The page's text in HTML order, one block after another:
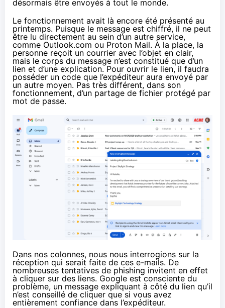
désormais être envoyés à tout le monde.
Le fonctionnement avait là encore été présenté au
printemps. Puisque le message est chiffré, il ne peut
être lu directement au sein d’un autre service,
comme Outlook.com ou Proton Mail. À la place, la
personne reçoit un courrier avec l’objet en clair,
mais le corps du message n’est constitué que d’un
lien et d’une explication. Pour ouvrir le lien, il faudra
posséder un code que l’expéditeur aura envoyé par
un autre moyen. Pas très différent, dans son
fonctionnement, d’un partage de fichier protégé par
mot de passe.
Dans nos colonnes, nous nous interrogions sur la
réception qui serait faite de ces e-mails. De
nombreuses tentatives de phishing invitent en effet
à cliquer sur des liens. Google est consciente du
problème, un message expliquant à côté du lien qu’il
n’est conseillé de cliquer que si vous avez
entièrement confiance dans l’expéditeur.